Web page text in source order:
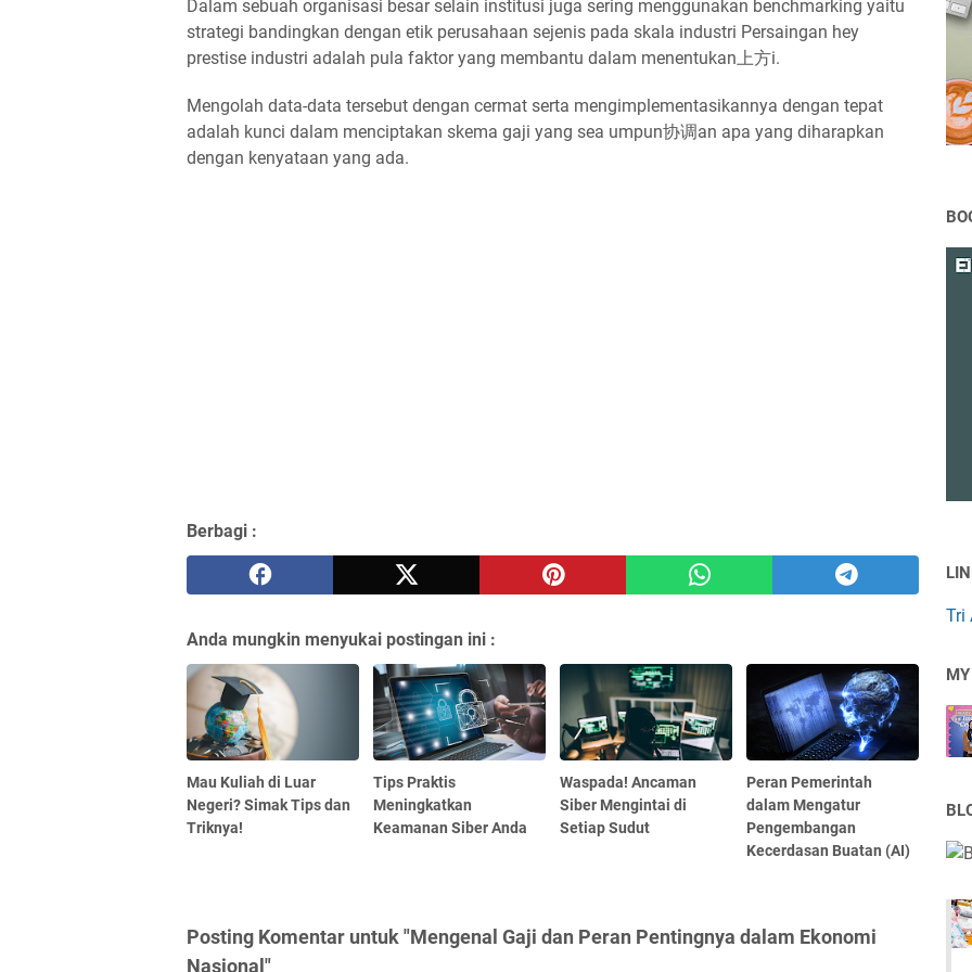
Dalam sebuah organisasi besar selain institusi juga sering menggunakan benchmarking yaitu
strategi bandingkan dengan etik perusahaan sejenis pada skala industri Persaingan hey
prestise industri adalah pula faktor yang membantu dalam menentukan上方i.
Mengolah data-data tersebut dengan cermat serta mengimplementasikannya dengan tepat
adalah kunci dalam menciptakan skema gaji yang sea umpun协调an apa yang diharapkan
dengan kenyataan yang ada.
Berbagi :
Anda mungkin menyukai postingan ini :
Mau Kuliah di Luar
Negeri? Simak Tips dan
Triknya!
Tips Praktis
Meningkatkan
Keamanan Siber Anda
Waspada! Ancaman
Siber Mengintai di
Setiap Sudut
Peran Pemerintah
dalam Mengatur
Pengembangan
Kecerdasan Buatan (AI)
Posting Komentar untuk "Mengenal Gaji dan Peran Pentingnya dalam Ekonomi
Nasional"
Tri